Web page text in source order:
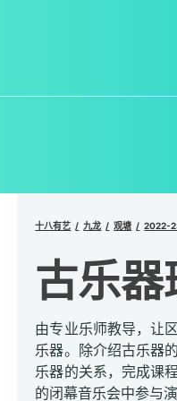
十八有艺 九龙 观塘 2022-
古乐器
由专业乐师教导，让
乐器。除介绍古乐器
乐器的关系，完成课
的闭幕音乐会中参与